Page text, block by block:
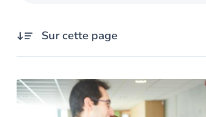
Sur cette page
Vos objectifs